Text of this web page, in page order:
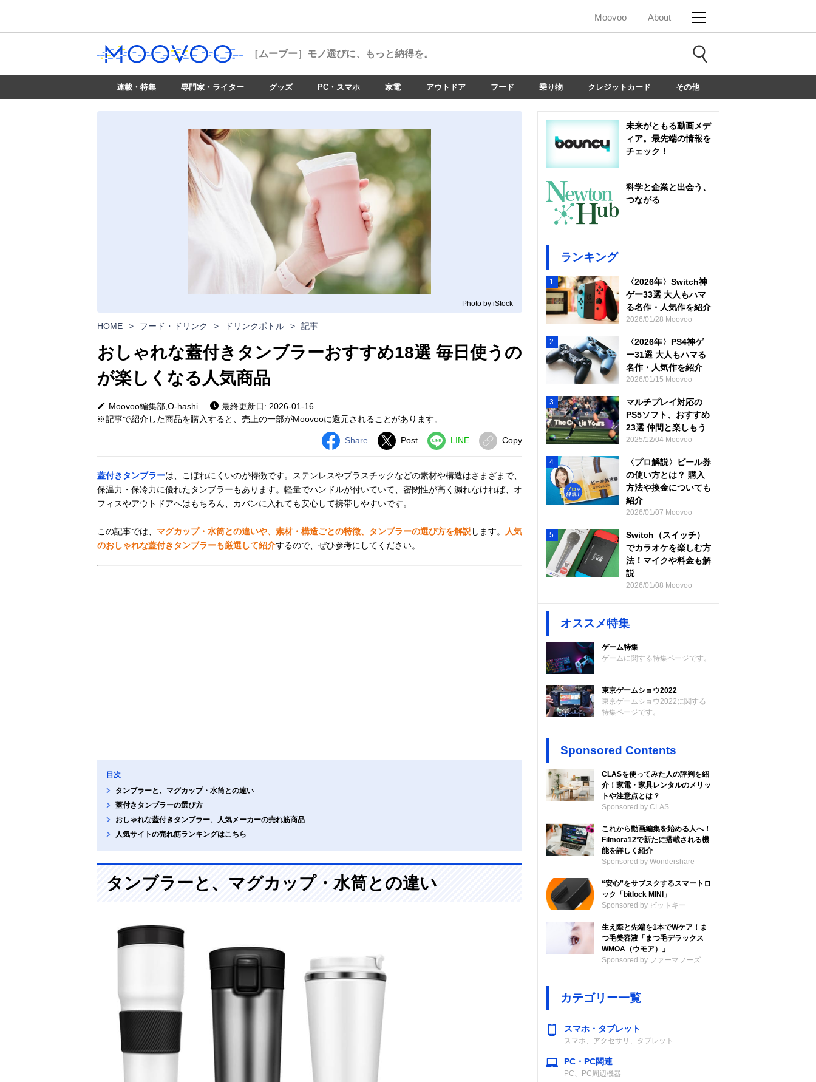
Moovoo About
［ムーブー］ モノ選びに、もっと納得を。
連載・特集 専門家・ライター グッズ PC・スマホ 家電 アウトドア フード 乗り物 クレジットカード その他
Photo by iStock
HOME > フード・ドリンク > ドリンクボトル > 記事
おしゃれな蓋付きタンブラーおすすめ18選 毎日使うの
が楽しくなる人気商品
Moovoo編集部,O-hashi
最終更新日: 2026-01-16
※記事で紹介した商品を購入すると、売上の一部がMoovooに還元されることがあります。
Share Post LINE Copy
蓋付きタンブラーは、こぼれにくいのが特徴です。ステンレスやプラスチックなどの素材や構造はさまざまで、
保温力・保冷力に優れたタンブラーもあります。軽量でハンドルが付いていて、密閉性が高く漏れなければ、オ
フィスやアウトドアへはもちろん、カバンに入れても安心して携帯しやすいです。
この記事では、 マグカップ・水筒との違いや、素材・構造ごとの特徴、タンブラーの選び方を解説します。
人気
のおしゃれな蓋付きタンブラーも厳選して紹介するので、ぜひ参考にしてください。
目次
タンブラーと、マグカップ・水筒との違い
蓋付きタンブラーの選び方
おしゃれな蓋付きタンブラー、人気メーカーの売れ筋商品
人気サイトの売れ筋ランキングはこちら
タンブラーと、マグカップ・水筒との違い
未来がともる動画メデ
ィア。最先端の情報を
チェック！
科学と企業と出会う、
つながる
ランキング
1
〈2026年〉Switch神
ゲー33選 大人もハマ
る名作・人気作を紹介
2026/01/28 Moovoo
2
〈2026年〉PS4神ゲ
ー31選 大人もハマる
名作・人気作を紹介
2026/01/15 Moovoo
3
マルチプレイ対応の
PS5ソフト、おすすめ
23選 仲間と楽しもう
2025/12/04 Moovoo
4
〈プロ解説〉ビール券
の使い方とは？ 購入
方法や換金についても
紹介
2026/01/07 Moovoo
5
Switch（スイッチ）
でカラオケを楽しむ方
法！マイクや料金も解
説
2026/01/08 Moovoo
オススメ特集
ゲーム特集
ゲームに関する特集ページです。
東京ゲームショウ2022
東京ゲームショウ2022に関する
特集ページです。
Sponsored Contents
CLASを使ってみた人の評判を紹
介！家電・家具レンタルのメリッ
トや注意点とは？
Sponsored by CLAS
これから動画編集を始める人へ！
Filmora12で新たに搭載される機
能を詳しく紹介
Sponsored by Wondershare
“安心”をサブスクするスマートロ
ック「bitlock MINI」
Sponsored by ビットキー
生え際と先端を1本でWケア！ま
つ毛美容液「まつ毛デラックス
WMOA（ウモア）」
Sponsored by ファーマフーズ
カテゴリー一覧
スマホ・タブレット
スマホ、アクセサリ、タブレット
PC・PC関連
PC、PC周辺機器